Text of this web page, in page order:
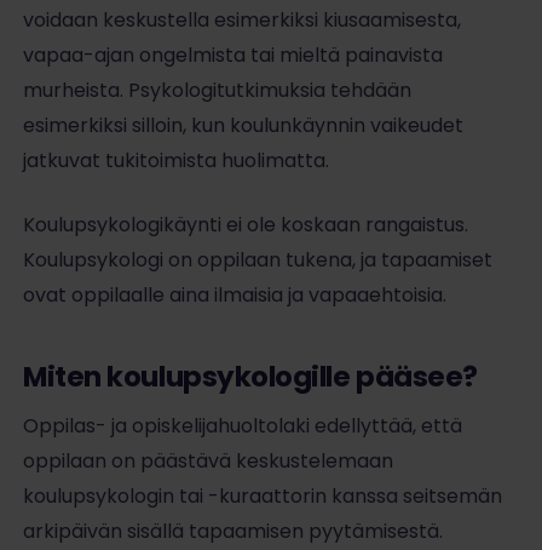
voidaan keskustella esimerkiksi kiusaamisesta,
vapaa-ajan ongelmista tai mieltä painavista
murheista. Psykologitutkimuksia tehdään
esimerkiksi silloin, kun koulunkäynnin vaikeudet
jatkuvat tukitoimista huolimatta.
Koulupsykologikäynti ei ole koskaan rangaistus.
Koulupsykologi on oppilaan tukena, ja tapaamiset
ovat oppilaalle aina ilmaisia ja vapaaehtoisia.
Miten koulupsykologille pääsee?
Oppilas- ja opiskelijahuoltolaki edellyttää, että
oppilaan on päästävä keskustelemaan
koulupsykologin tai -kuraattorin kanssa seitsemän
arkipäivän sisällä tapaamisen pyytämisestä.